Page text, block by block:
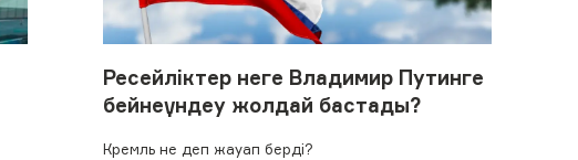
Ресейліктер неге Владимир Путинге
бейнеүндеу жолдай бастады?
Кремль не деп жауап берді?